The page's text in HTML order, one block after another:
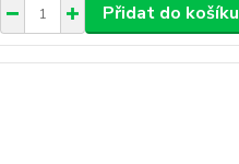
Přidat do košíku